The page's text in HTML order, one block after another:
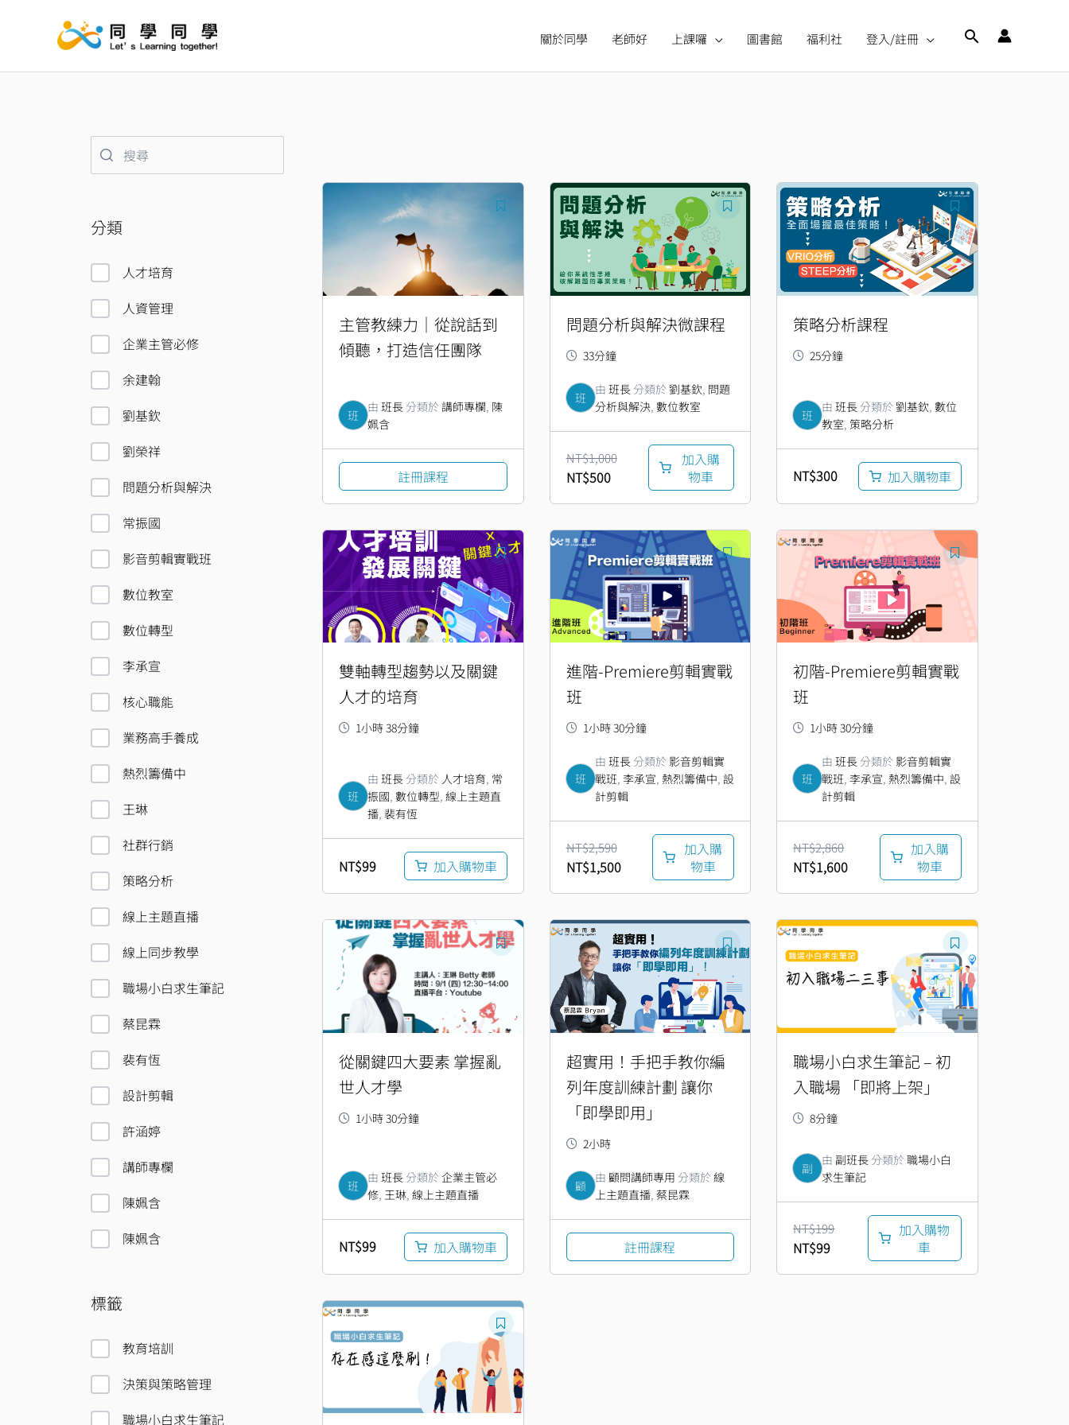
關於同學 老師好 上課囉 圖書館 福利社 登入/註冊
搜
尋
分類
人才培育
人資管理
企業主管必修
余建翰
劉基欽
劉榮祥
問題分析與解決
常振國
影音剪輯實戰班
數位教室
數位轉型
李承宣
核心職能
業務高手養成
熱烈籌備中
王琳
社群行銷
策略分析
線上主題直播
線上同步教學
職場小白求生筆記
蔡昆霖
裴有恆
設計剪輯
許涵婷
講師專欄
陳姵含
陳姵含
標籤
教育培訓
決策與策略管理
職場小白求生筆記
主管教練力｜從說話到
傾聽，打造信任團隊
班
由 班長 分類於講師專欄, 陳
姵含
註冊課程
問題分析與解決微課程
33分鐘
班
由 班長分類於劉基欽, 問題
分析與解決, 數位教室
NT$1,000
原
始
價
格：
NT$1,000。
NT$500
目
前
價
格：
NT$500。
加入購
物車
策略分析課程
25分鐘
班
由班長 分類於劉基欽,數位
教室, 策略分析
NT$300 加入購物車
雙軸轉型趨勢以及關鍵
人才的培育
1小時 38分鐘
班
由 班長 分類於 人才培育, 常
振國, 數位轉型, 線上主題直
播, 裴有恆
NT$99 加入購物車
進階-Premiere剪輯實戰
班
1小時 30分鐘
班
由 班長分類於 影音剪輯實
戰班, 李承宣, 熱烈籌備中, 設
計剪輯
NT$2,590
原
始
價
格：
NT$2,590。
NT$1,500
前
價
格：
NT$1,500。
加入購
物車
初階-Premiere剪輯實戰
班
1小時 30分鐘
班
由班長 分類於 影音剪輯實
戰班,李承宣,熱烈籌備中, 設
計剪輯
NT$2,860
原
格：
NT$2,860。
NT$1,600
前
價
格：
NT$1,600。
加入購
物車
從關鍵四大要素 掌握亂
世人才學
1小時 30分鐘
班
由 班長 分類於企業主管必
修, 王琳, 線上主題直播
NT$99 加入購物車
超實用！手把手教你編
列年度訓練計劃 讓你
「即學即用」
2小時
顧
由 顧問講師專用 分類於線
上主題直播, 蔡昆霖
註冊課程
職場小白求生筆記 – 初
入職場 「即將上架」
8分鐘
副
由 副班長 分類於職場小白
求生筆記
NT$199
原
始
價
格：
NT$99
目
前
價
格：
加入購物
車
原
始
價
格：
目
前
價
格：